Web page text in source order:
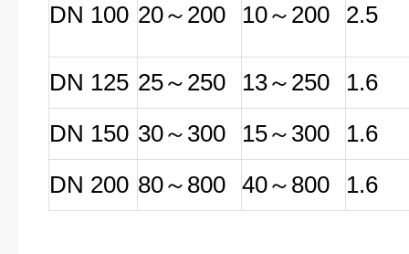
DN 100 20～200 10～200 2.5
DN 125 25～250 13～250
1.6
DN 150 30～300 15～300
1.6
DN 200 80～800 40～800 1.6